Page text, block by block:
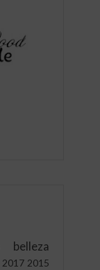
belleza
2017 2015